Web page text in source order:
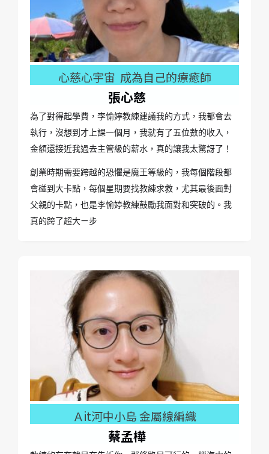
心慈心宇宙 成為自己的療癒師
張心慈
為了對得起學費，李愉婷教練建議我的方式，我都會去
執行，沒想到才上課一個月，我就有了五位數的收入，
金額還接近我過去主管級的薪水，真的讓我太驚訝了！
創業時期需要跨越的恐懼是魔王等級的，我每個階段都
會碰到大卡點，每個星期要找教練求救，尤其最後面對
父親的卡點，也是李愉婷教練鼓勵我面對和突破的。我
真的跨了超大ㄧ步
Ａit河中小島 金屬線編織
蔡孟樺